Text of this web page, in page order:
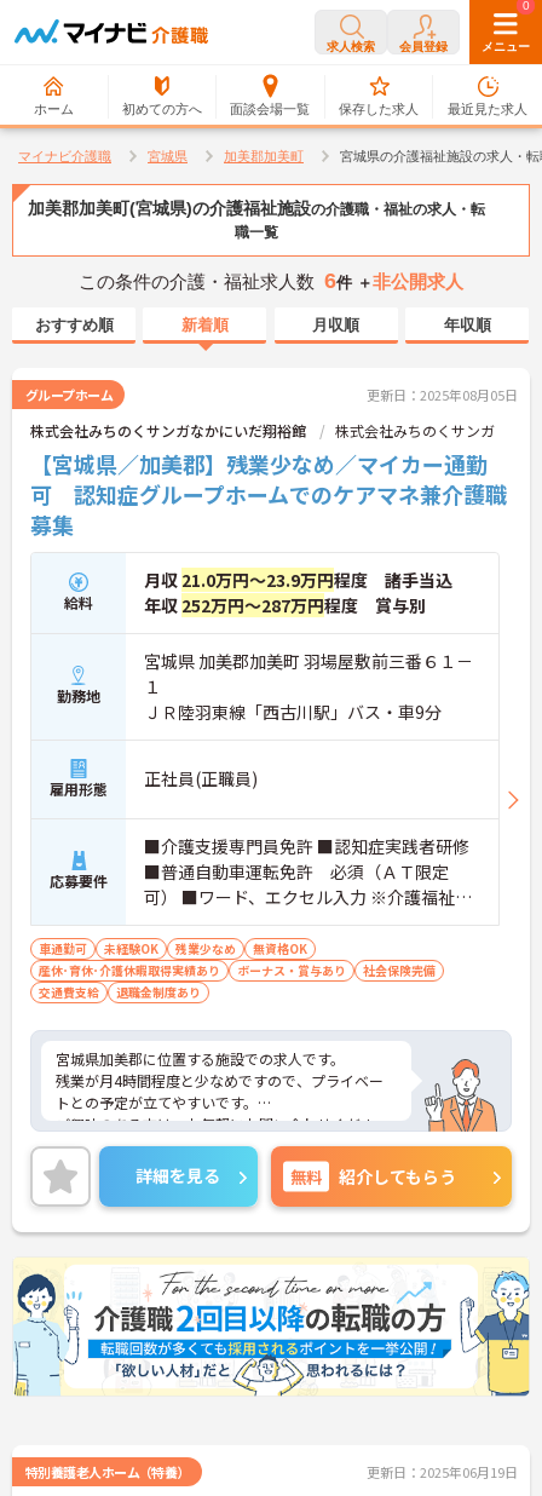
求人検索 会員登録 メニュー
ホーム 初めての方へ 面談会場一覧
0
保存した求人
0
最近見た求人
マイナビ介護職 宮城県 加美郡加美町 宮城県の介護福祉施設の求人・
加美郡加美町(宮城県)の介護福祉施設の介護職・福祉の求人・転
職一覧
この条件の介護・福祉求人数 6件 ＋非公開求人
おすすめ順 新着順 月収順 年収順
グループホーム 更新日：2025年08月05日
株式会社みちのくサンガなかにいだ翔裕館 株式会社みちのくサンガ
【宮城県／加美郡】残業少なめ／マイカー通勤
可 認知症グループホームでのケアマネ兼介護職
募集
給料
月収 21.0万円～23.9万円程度 諸手当込
年収 252万円～287万円程度 賞与別
勤務地
宮城県 加美郡加美町 羽場屋敷前三番６１－
１
ＪＲ陸羽東線「西古川駅」バス・車9分
雇用形態 正社員(正職員)
応募要件
■介護支援専門員免許 ■認知症実践者研修
■普通自動車運転免許 必須（ＡＴ限定
可） ■ワード、エクセル入力 ※介護福祉士
あれば尚可 ※介護施設・介護サービス事業
所経験者尚可
車通勤可 未経験OK 残業少なめ
無資格OK
産休･育休･介護休暇取得実績あり
ボーナス・賞与あり
社会保険完備
交通費支給
退職金制度あり
宮城県加美郡に位置する施設での求人です。
残業が月4時間程度と少なめですので、プライベー
トとの予定が立てやすいです。
ご興味のある方は、お気軽にお問い合わせくださ
い。
詳細を見る 無料 紹介してもらう
特別養護老人ホーム（特養） 更新日：2025年06月19日